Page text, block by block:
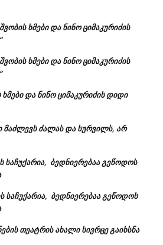
ხმები და ნინო ციმაკურიძის
ხმები და ნინო ციმაკურიძის
ხმები და ნინო ციმაკურიძის დიდი
მაძლევს ძალას და სურვილს, არ
საჩუქარია, ბედნიერებაა გეწოდოს
საჩუქარია, ბედნიერებაა გეწოდოს
თეატრის ახალი სივრცე გაიხსნა